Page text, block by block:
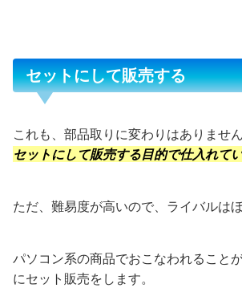
セットにして販売する
これも、部品取りに変わりはありません
セットにして販売する目的で仕入れて
ただ、難易度が高いので、ライバルは
パソコン系の商品でおこなわれること
にセット販売をします。